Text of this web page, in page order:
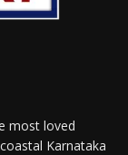
most loved
Karnataka